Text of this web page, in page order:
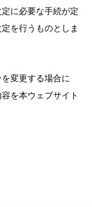
に必要な手続が定
を行うものとしま
変更する場合に
を本ウェブサイト